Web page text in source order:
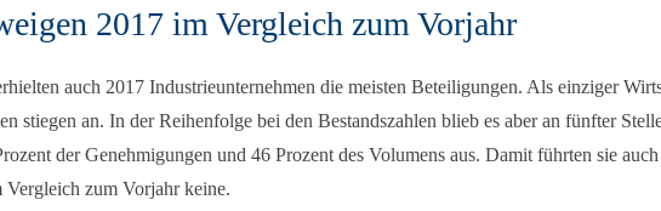
2017 im Vergleich zum Vorjahr
auch 2017 Industrieunternehmen die meisten Beteiligungen. Als einziger
stiegen an. In der Reihenfolge bei den Bestandszahlen blieb es aber an fünfter
der Genehmigungen und 46 Prozent des Volumens aus. Damit führten sie
Vergleich zum Vorjahr keine.